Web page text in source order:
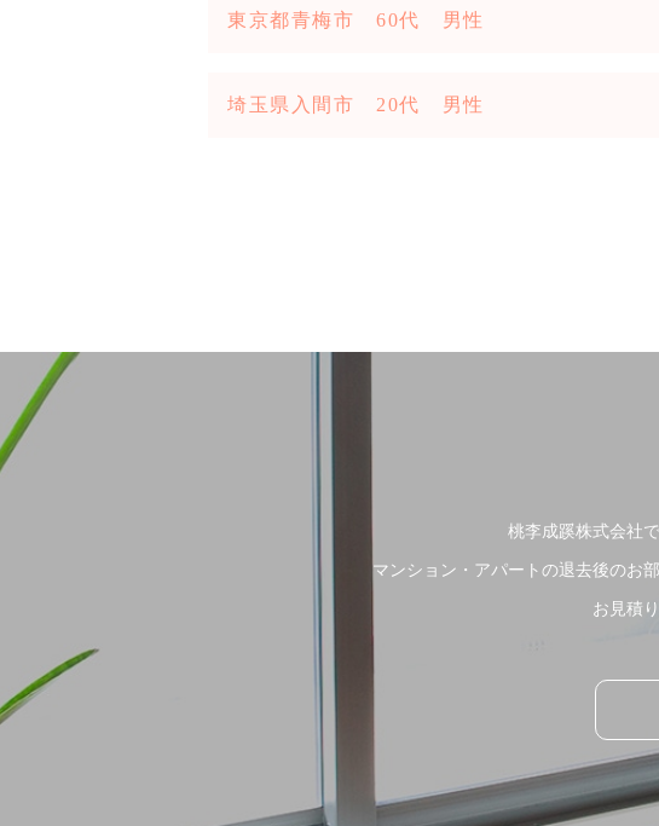
東京都青梅市 60代 男性
埼玉県入間市 20代 男性
桃李成蹊株式会社
マンション・アパートの退去後のお
お見積